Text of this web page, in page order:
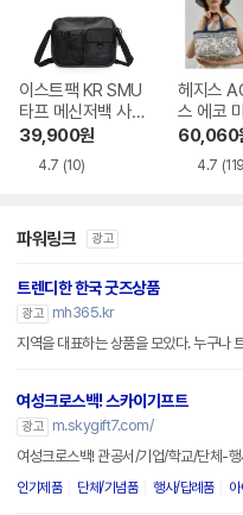
이스트팩 KR SMU
타프 메신저백 사첼
M EOCBS05 008
39,900원
4.7 (10)
헤지스
스 에코
백
60,060
4.7
파워링크 광고
트렌디한 한국 굿즈상품
광고
mh365.kr
지역을 대표하는 상품을 모았다. 누구나
여성크로스백! 스카이기프트
광고
m.skygift7.com/
여성크로스백! 관공서/기업/학교/단체-
인기제품 단체/기념품 행사/답례품